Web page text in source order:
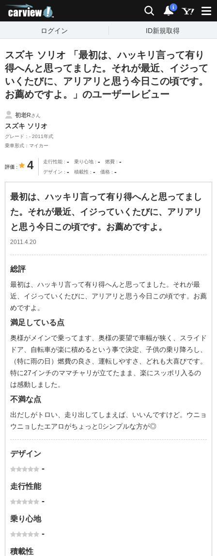
検索 通知
i
ログイン ID新規取得
スズキ ソリオ 「最初は、ハッキリ言って有り
得へんと思ってました。それが最近、イジって
いくたびに、アリアリと思う今日この頃です。
お薦めですよ。」のユーザーレビュー
初老Rさん
スズキ ソリオ
グレード：- 2011年式
乗車形式：マイカー
評価 4 走行性能 - 乗り心地 - 燃費 -
デザイン - 積載性 - 価格 -
最初は、ハッキリ言って有り得へんと思ってまし
た。それが最近、イジっていくたびに、アリアリ
と思う今日この頃です。お薦めですよ。
2011.4.20
総評
最初は、ハッキリ言って有り得へんと思ってました。それが最
近、イジっていくたびに、アリアリと思う今日この頃です。お薦
めですよ。
満足している点
奥様がメインで乗ってます、奥様の要望で車幅が狭く、スライド
ドア、自転車が楽に積めるという事で決定、子供の乗り降ろし、
（特に雨の日）燃費の良さ、運転しやすさ、どれも大喜びです。
特に27インチのママチャリが立てたまま、楽にスッポリ入るの
は感動しました。
不満な点
出だしがトロい、走り出してしまえば、いいんですけど。ウニョ
ウニョしたエアロがちょっとシンプルな方が◎
デザイン
-
走行性能
-
乗り心地
-
積載性